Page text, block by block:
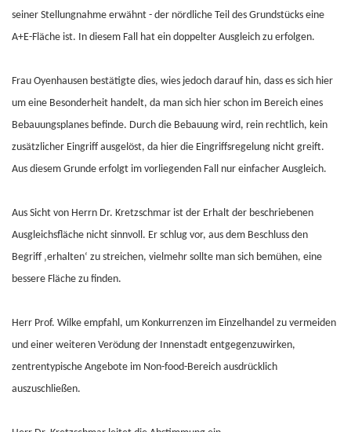
seiner Stellungnahme erwähnt - der nördliche Teil des Grundstücks eine
A+E-Fläche ist. In diesem Fall hat ein doppelter Ausgleich zu erfolgen.
Frau Oyenhausen bestätigte dies, wies jedoch darauf hin, dass es sich hier
um eine Besonderheit handelt, da man sich hier schon im Bereich eines
Bebauungsplanes befinde. Durch die Bebauung wird, rein rechtlich, kein
zusätzlicher Eingriff ausgelöst, da hier die Eingriffsregelung nicht greift.
Aus diesem Grunde erfolgt im vorliegenden Fall nur einfacher Ausgleich.
Aus Sicht von Herrn Dr. Kretzschmar ist der Erhalt der beschriebenen
Ausgleichsfläche nicht sinnvoll. Er schlug vor, aus dem Beschluss den
Begriff ‚erhalten‘ zu streichen, vielmehr sollte man sich bemühen, eine
bessere Fläche zu finden.
Herr Prof. Wilke empfahl, um Konkurrenzen im Einzelhandel zu vermeiden
und einer weiteren Verödung der Innenstadt entgegenzuwirken,
zentrentypische Angebote im Non-food-Bereich ausdrücklich
auszuschließen.